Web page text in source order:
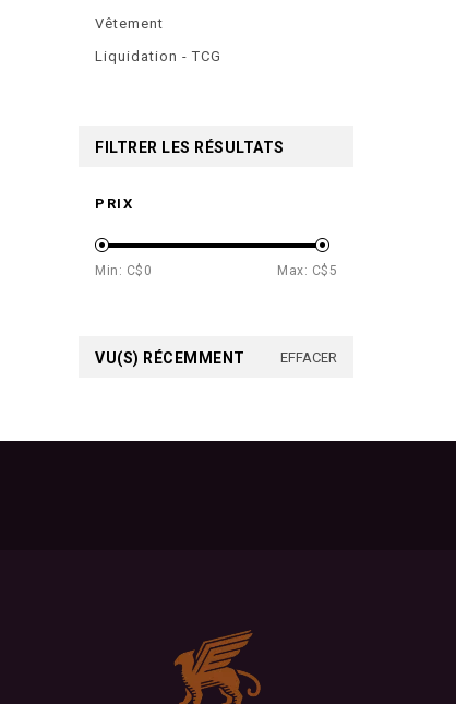
Vêtement
Liquidation - TCG
FILTRER LES RÉSULTATS
PRIX
Min: C$ 0 Max: C$ 5
VU(S) RÉCEMMENT EFFACER